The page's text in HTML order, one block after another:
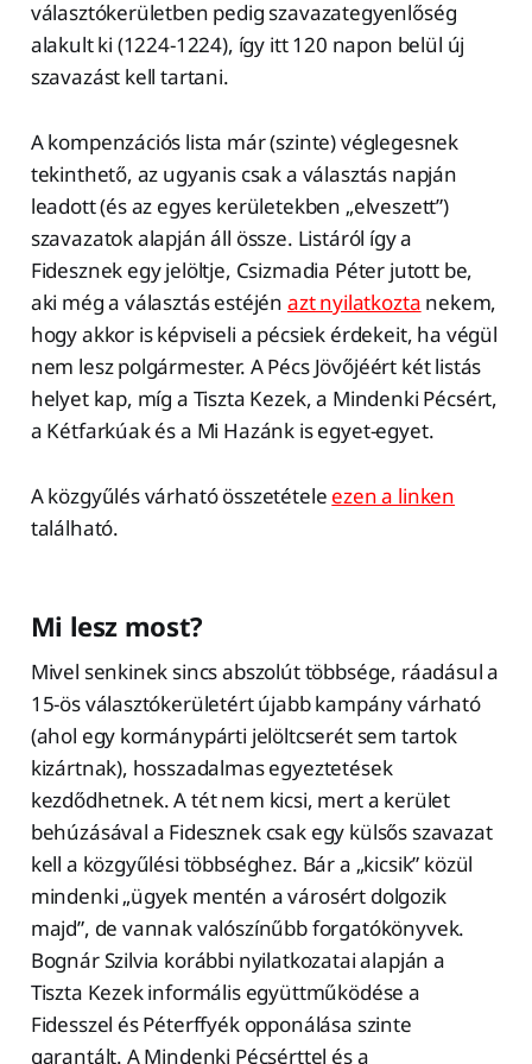
választókerületben pedig szavazategyenlőség
alakult ki (1224-1224), így itt 120 napon belül új
szavazást kell tartani.
A kompenzációs lista már (szinte) véglegesnek
tekinthető, az ugyanis csak a választás napján
leadott (és az egyes kerületekben „elveszett”)
szavazatok alapján áll össze. Listáról így a
Fidesznek egy jelöltje, Csizmadia Péter jutott be,
aki még a választás estéjén azt nyilatkozta nekem,
hogy akkor is képviseli a pécsiek érdekeit, ha végül
nem lesz polgármester. A Pécs Jövőjéért két listás
helyet kap, míg a Tiszta Kezek, a Mindenki Pécsért,
a Kétfarkúak és a Mi Hazánk is egyet-egyet.
A közgyűlés várható összetétele ezen a linken
található.
Mi lesz most?
Mivel senkinek sincs abszolút többsége, ráadásul a
15-ös választókerületért újabb kampány várható
(ahol egy kormánypárti jelöltcserét sem tartok
kizártnak), hosszadalmas egyeztetések
kezdődhetnek. A tét nem kicsi, mert a kerület
behúzásával a Fidesznek csak egy külsős szavazat
kell a közgyűlési többséghez. Bár a „kicsik” közül
mindenki „ügyek mentén a városért dolgozik
majd”, de vannak valószínűbb forgatókönyvek.
Bognár Szilvia korábbi nyilatkozatai alapján a
Tiszta Kezek informális együttműködése a
Fidesszel és Péterffyék opponálása szinte
garantált. A Mindenki Pécsérttel és a